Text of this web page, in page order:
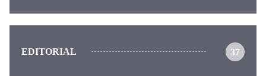
EDITORIAL 37